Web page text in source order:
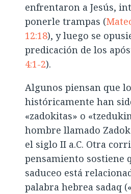
enfrentaron a Jesús,
ponerle trampas (
12:18), y luego se
predicación de los
4:1-2).
Algunos piensan que
históricamente han
«zadokitas» o
hombre llamado
el siglo II a.C. Otra
pensamiento sostiene
saduceo está
palabra hebrea sadaq